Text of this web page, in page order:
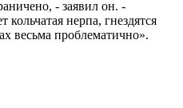
- заявил он. -
кольчатая нерпа, гнездятся
весьма проблематично».